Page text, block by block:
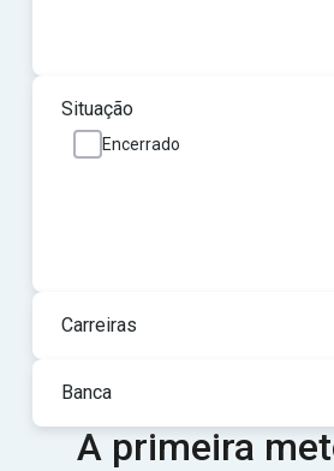
Situação
Encerrado
Carreiras
Banca
A primeira